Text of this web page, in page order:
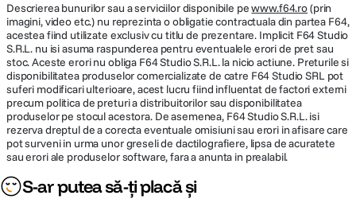
Descrierea bunurilor sau a serviciilor disponibile pewww.f64.ro(prin
imagini, video etc.) nu reprezinta o obligatie contractuala din partea F64,
acestea fiind utilizate exclusiv cu titlu de prezentare. Implicit F64 Studio
S.R.L. nu isi asuma raspunderea pentru eventualele erori de pret sau
stoc. Aceste erori nu obliga F64 Studio S.R.L. la nicio actiune. Preturile si
disponibilitatea produselor comercializate de catre F64 Studio SRL pot
suferi modificari ulterioare, acest lucru fiind influentat de factori externi
precum politica de preturi a distribuitorilor sau disponibilitatea
produselor pe stocul acestora. De asemenea, F64 Studio S.R.L. isi
rezerva dreptul de a corecta eventuale omisiuni sau erori in afisare care
pot surveni in urma unor greseli de dactilografiere, lipsa de acuratete
sau erori ale produselor software, fara a anunta in prealabil.
S-ar putea să-ți placă și